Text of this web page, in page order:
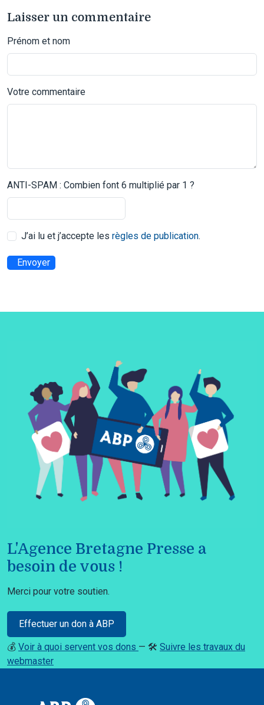
Laisser un commentaire
Prénom et nom
Votre commentaire
ANTI-SPAM : Combien font 6 multiplié par 1 ?
J’ai lu et j’accepte les règles de publication.
Envoyer
L'Agence Bretagne Presse a
besoin de vous !
Merci pour votre soutien.
Effectuer un don à ABP
💰 Voir à quoi servent vos dons — 🛠️ Suivre les travaux du
webmaster